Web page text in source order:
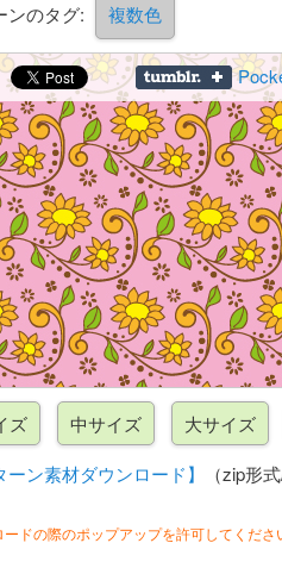
ンのタグ: 複数色
ーン素材ダウンロード】 （zip形
ドの際のポップアップを許可してくださ